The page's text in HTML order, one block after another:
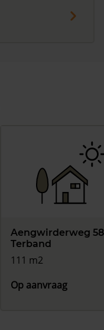
Aengwirderweg
Terband
111 m2
Op aanvraag